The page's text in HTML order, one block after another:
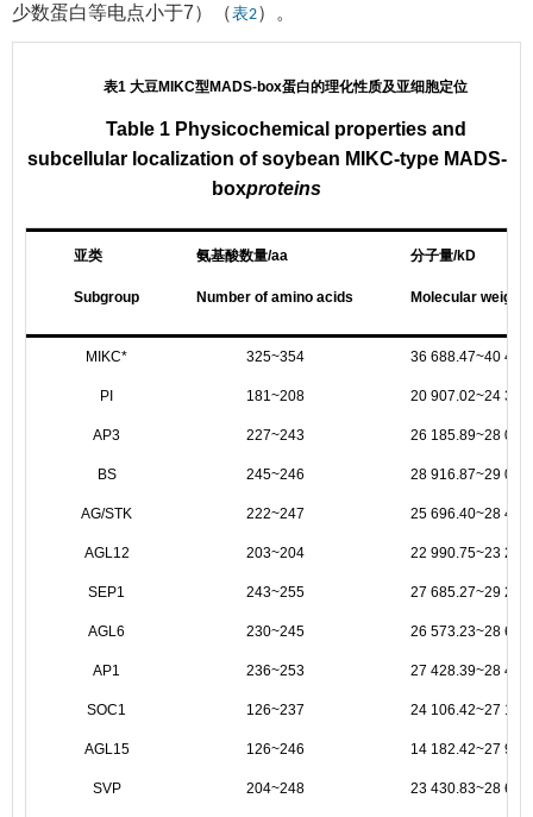
少数蛋白等电点小于7）（表2）。
表1 大豆MIKC型MADS-box蛋白的理化性质及亚细胞定位
Table 1 Physicochemical properties and
subcellular localization of soybean MIKC-type MADS-
boxproteins
亚类
Subgroup
氨基酸数量/aa
Number of amino acids
分子量/kD
Molecular weight
MIKC* 325~354 36 688.47~40
PI 181~208 20 907.02~24
AP3 227~243 26 185.89~28
BS 245~246 28 916.87~29
AG/STK 222~247 25 696.40~28
AGL12 203~204 22 990.75~23
SEP1 243~255 27 685.27~29
AGL6 230~245 26 573.23~28
AP1 236~253 27 428.39~28
SOC1 126~237 24 106.42~27
AGL15 126~246 14 182.42~27
SVP 204~248 23 430.83~28